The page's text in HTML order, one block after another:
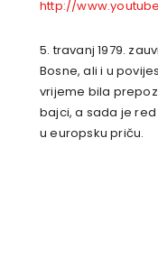
http://
5. travanj 1979.
Bosne, ali i u
vrijeme bila
bajci, a sada je
u europsku priču.